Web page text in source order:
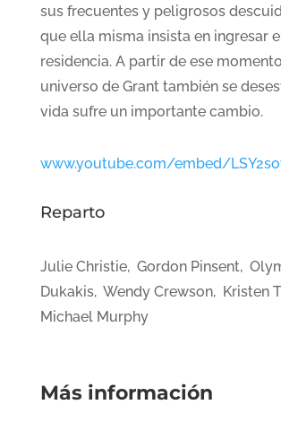
sus frecuentes y peligrosos
que ella misma insista en ingresar
residencia. A partir de ese
universo de Grant también se
vida sufre un importante cambio.
www.youtube.com/embed/
Reparto
Julie Christie, Gordon Pinsent,
Dukakis, Wendy Crewson, Kristen
Michael Murphy
Más información